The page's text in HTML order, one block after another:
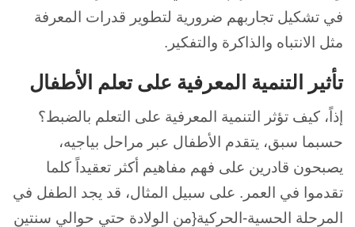
في تشكيل تجاربهم ضرورية لتطوير قدرات المعرفة
مثل الانتباه والذاكرة والتفكير.
تأثير التنمية المعرفية على تعلم الأطفال
إذاً، كيف تؤثر التنمية المعرفية على التعلم بالضبط؟
حسبما سبق، يتقدم الأطفال عبر مراحل بياجيه،
يصبحون قادرين على فهم مفاهيم أكثر تعقيداً كلما
تقدموا في العمر. على سبيل المثال، قد يجد الطفل في
المرحلة الحسية-الحركية{من الولادة حتي حوالي سنتين